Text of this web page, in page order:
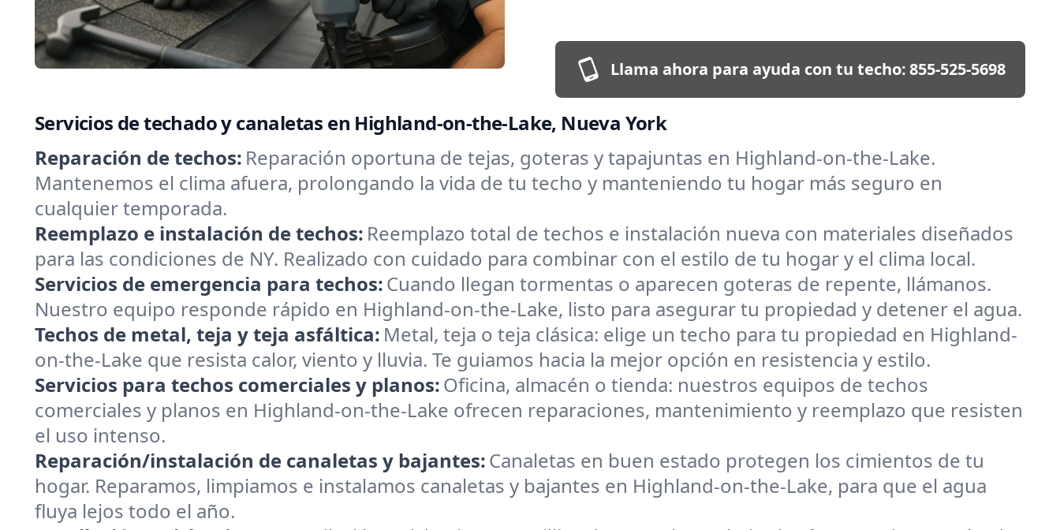
Llama ahora para ayuda con tu techo:855-525-5698
Servicios de techado y canaletas en Highland-on-the-Lake, Nueva York
Reparación de techos: Reparación oportuna de tejas, goteras y tapajuntas en Highland-on-the-Lake.
Mantenemos el clima afuera, prolongando la vida de tu techo y manteniendo tu hogar más seguro en
cualquier temporada.
Reemplazo e instalación de techos: Reemplazo total de techos e instalación nueva con materiales diseñados
para las condiciones de NY. Realizado con cuidado para combinar con el estilo de tu hogar y el clima local.
Servicios de emergencia para techos:Cuando llegan tormentas o aparecen goteras de repente, llámanos.
Nuestro equipo responde rápido en Highland-on-the-Lake, listo para asegurar tu propiedad y detener el agua.
Techos de metal, teja y teja asfáltica: Metal, teja o teja clásica: elige un techo para tu propiedad en Highland-
on-the-Lake que resista calor, viento y lluvia. Te guiamos hacia la mejor opción en resistencia y estilo.
Servicios para techos comerciales y planos:Oficina, almacén o tienda: nuestros equipos de techos
comerciales y planos en Highland-on-the-Lake ofrecen reparaciones, mantenimiento y reemplazo que resisten
el uso intenso.
Reparación/instalación de canaletas y bajantes:Canaletas en buen estado protegen los cimientos de tu
hogar. Reparamos, limpiamos e instalamos canaletas y bajantes en Highland-on-the-Lake, para que el agua
fluya lejos todo el año.